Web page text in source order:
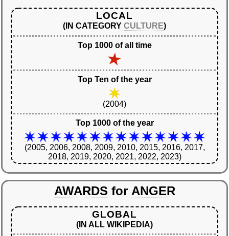
LOCAL
(IN CATEGORY CULTURE)
Top 1000 of all time
Top Ten of the year
(2004)
Top 1000 of the year
(2005, 2006, 2008, 2009, 2010, 2015, 2016, 2017,
2018, 2019, 2020, 2021, 2022, 2023)
AWARDS for ANGER
GLOBAL
(IN ALL WIKIPEDIA)